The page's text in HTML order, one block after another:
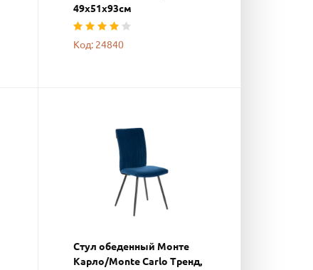
49х51х93см
Код: 24840
Стул обеденный Монте
Карло/Monte Carlo Тренд,